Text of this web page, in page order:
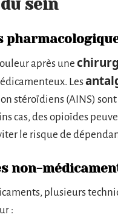
sein
après une
Les
stéroïdiens (AINS)
cas, des opioïdes
le risque de
non-
plusieurs
: